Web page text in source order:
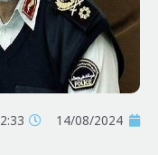
14/08/2024 2:33 م